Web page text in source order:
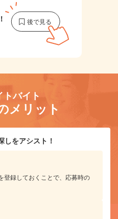
トバイト
メリット
しをアシスト！
登録しておくことで、応募時の